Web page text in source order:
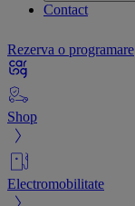
Contact
Rezerva o programare
Shop
Electromobilitate